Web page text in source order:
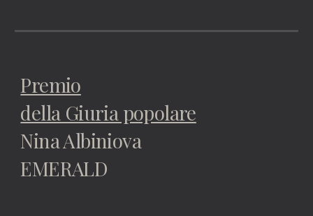
Premio
della Giuria popolare
Nina Albiniova
EMERALD